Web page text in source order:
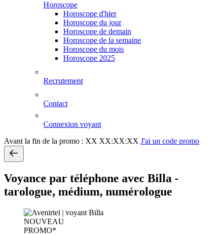
Horoscope
Horoscope d'hier
Horoscope du jour
Horoscope de demain
Horoscope de la semaine
Horoscope du mois
Horoscope 2025
Recrutement
Contact
Connexion voyant
Avant la fin de la promo : XX XX:XX:XX J'ai un code promo
Voyance par téléphone avec Billa -
tarologue, médium, numérologue
NOUVEAU
PROMO*